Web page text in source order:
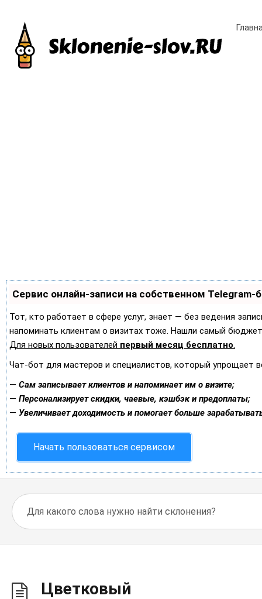
Сервис онлайн-записи на собственном Telegram-
Тот, кто работает в сфере услуг, знает — без ведения
напоминать клиентам о визитах тоже. Нашли самый
Для новых пользователей первый месяц бесплатно.
Чат-бот для мастеров и специалистов, который упрощает
— Сам записывает клиентов и напоминает им о визите;
— Персонализирует скидки, чаевые, кэшбэк и предоплаты;
— Увеличивает доходимость и помогает больше
Начать пользоваться сервисом
Цветковый